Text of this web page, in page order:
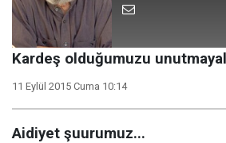
Kardeş olduğumuzu
11 Eylül 2015 Cuma 10:14
Aidiyet şuurumuz...